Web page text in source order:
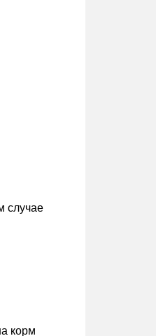
случае
корм